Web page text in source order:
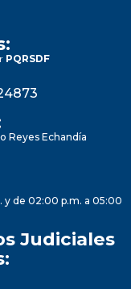
PQRSDF
Reyes Echandía
y de 02:00 p.m. a 05:00
Judiciales